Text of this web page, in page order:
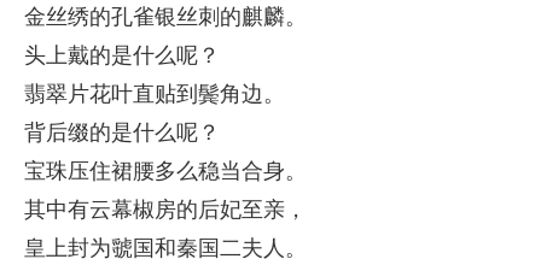
金丝绣的孔雀银丝刺的麒麟。
头上戴的是什么呢？
翡翠片花叶直贴到鬓角边。
背后缀的是什么呢？
宝珠压住裙腰多么稳当合身。
其中有云幕椒房的后妃至亲，
皇上封为虢国和秦国二夫人。